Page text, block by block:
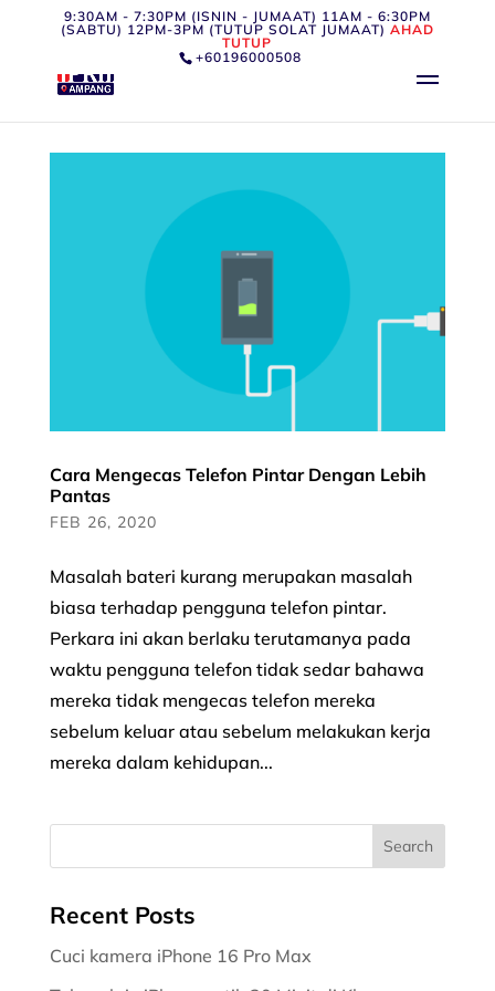
9:30AM - 7:30PM (ISNIN - JUMAAT) 11AM - 6:30PM
(SABTU) 12PM-3PM (TUTUP SOLAT JUMAAT) AHAD
TUTUP
+60196000508
Cara Mengecas Telefon Pintar Dengan Lebih
Pantas
FEB 26, 2020
Masalah bateri kurang merupakan masalah
biasa terhadap pengguna telefon pintar.
Perkara ini akan berlaku terutamanya pada
waktu pengguna telefon tidak sedar bahawa
mereka tidak mengecas telefon mereka
sebelum keluar atau sebelum melakukan kerja
mereka dalam kehidupan...
Recent Posts
Cuci kamera iPhone 16 Pro Max